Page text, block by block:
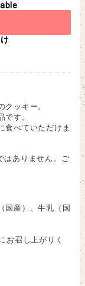
ッキー。
す。
食べていただけま
はありません。ご
国産）、牛乳（国
お召し上がりく